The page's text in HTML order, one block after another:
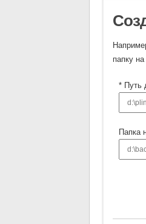
папку
* Путь
Папка